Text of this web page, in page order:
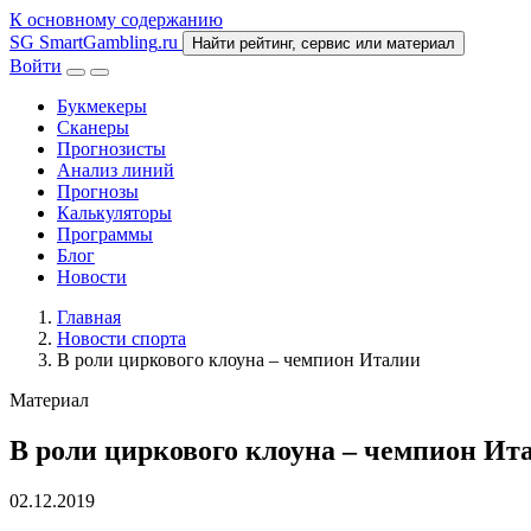
К основному содержанию
SG SmartGambling.ru Найти рейтинг, сервис или материал
Войти
Букмекеры
Сканеры
Прогнозисты
Анализ линий
Прогнозы
Калькуляторы
Программы
Блог
Новости
Главная
Новости спорта
В роли циркового клоуна – чемпион Италии
Материал
В роли циркового клоуна – чемпион
02.12.2019